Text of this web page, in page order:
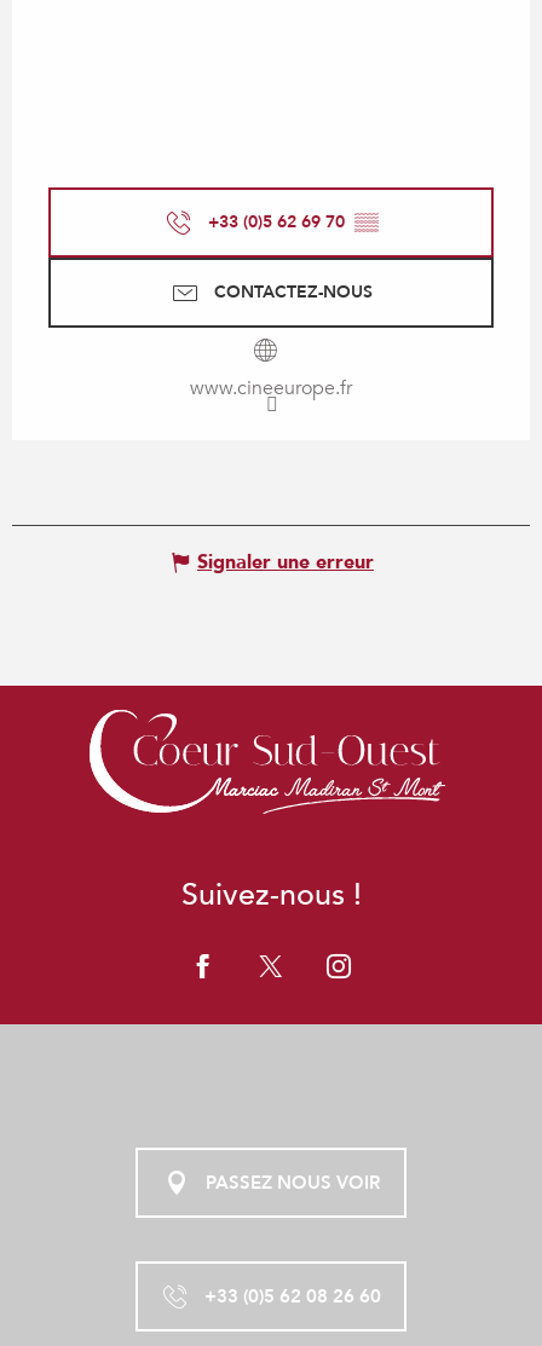
+33 (0)5 62 69 70 ▒▒
CONTACTEZ-NOUS
www.cineeurope.fr
Signaler une erreur
Suivez-nous !
PASSEZ NOUS VOIR
+33 (0)5 62 08 26 60